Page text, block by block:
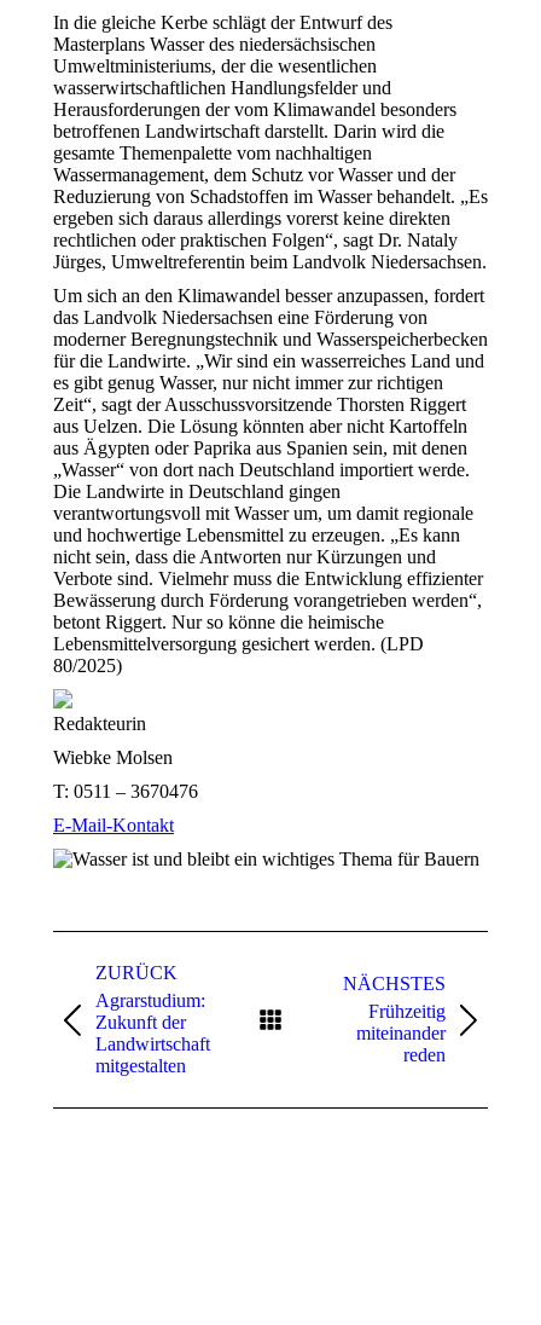
In die gleiche Kerbe schlägt der Entwurf des
Masterplans Wasser des niedersächsischen
Umweltministeriums, der die wesentlichen
wasserwirtschaftlichen Handlungsfelder und
Herausforderungen der vom Klimawandel besonders
betroffenen Landwirtschaft darstellt. Darin wird die
gesamte Themenpalette vom nachhaltigen
Wassermanagement, dem Schutz vor Wasser und der
Reduzierung von Schadstoffen im Wasser behandelt. „Es
ergeben sich daraus allerdings vorerst keine direkten
rechtlichen oder praktischen Folgen“, sagt Dr. Nataly
Jürges, Umweltreferentin beim Landvolk Niedersachsen.
Um sich an den Klimawandel besser anzupassen, fordert
das Landvolk Niedersachsen eine Förderung von
moderner Beregnungstechnik und Wasserspeicherbecken
für die Landwirte. „Wir sind ein wasserreiches Land und
es gibt genug Wasser, nur nicht immer zur richtigen
Zeit“, sagt der Ausschussvorsitzende Thorsten Riggert
aus Uelzen. Die Lösung könnten aber nicht Kartoffeln
aus Ägypten oder Paprika aus Spanien sein, mit denen
„Wasser“ von dort nach Deutschland importiert werde.
Die Landwirte in Deutschland gingen
verantwortungsvoll mit Wasser um, um damit regionale
und hochwertige Lebensmittel zu erzeugen. „Es kann
nicht sein, dass die Antworten nur Kürzungen und
Verbote sind. Vielmehr muss die Entwicklung effizienter
Bewässerung durch Förderung vorangetrieben werden“,
betont Riggert. Nur so könne die heimische
Lebensmittelversorgung gesichert werden. (LPD
80/2025)
Redakteurin
Wiebke Molsen
T: 0511 – 3670476
E-Mail-Kontakt
ZURÜCK
Vorheriger
Beitrag:
Agrarstudium:
Zukunft der
Landwirtschaft
mitgestalten
NÄCHSTES
Nächster
Frühzeitig
miteinander
reden